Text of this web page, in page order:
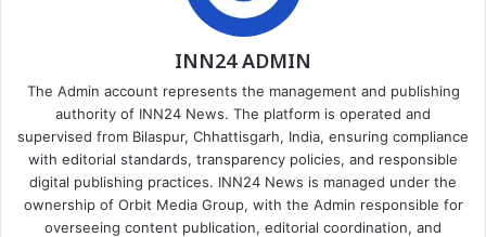
INN24 ADMIN
The Admin account represents the management and publishing
authority of INN24 News. The platform is operated and
supervised from Bilaspur, Chhattisgarh, India, ensuring compliance
with editorial standards, transparency policies, and responsible
digital publishing practices. INN24 News is managed under the
ownership of Orbit Media Group, with the Admin responsible for
overseeing content publication, editorial coordination, and